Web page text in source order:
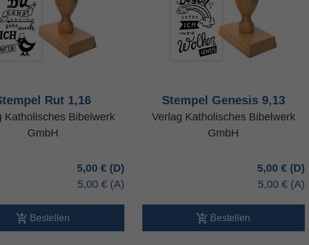
Rut 1,16
Katholisches Bibelwerk
GmbH
5,00 €
5,00 €
Bestellen
Stempel Genesis 9,13
Verlag Katholisches Bibelwerk
GmbH
5,00 €
5,00 €
Bestellen